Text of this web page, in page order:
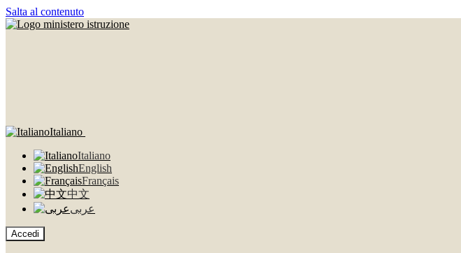
Salta al contenuto
Italiano
Italiano
English
Français
中文
عربى
Accedi